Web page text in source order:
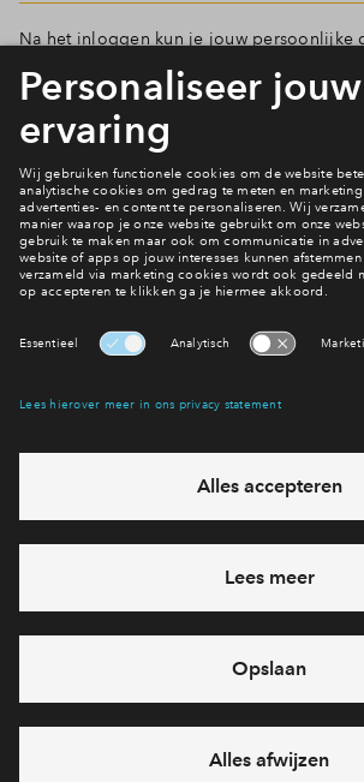
Na het inloggen kun je jouw persoonlijke
berichten lezen, documenten bekijken en
gestart jouw voorkeuren beheren.
ziet en je hebt nog geen persoonlijk
snel een aan.
Jouw huis financieren
Bereid je voor
Hiermee blijf je op de hoogte van het
6 dagen per week beschikbaar